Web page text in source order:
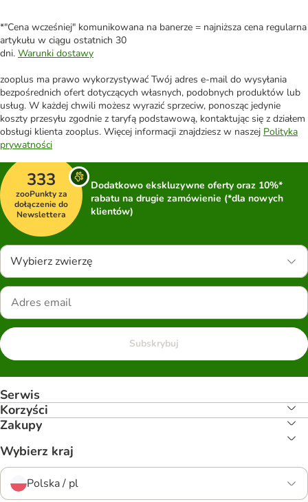
*"Cena wcześniej" komunikowana na banerze = najniższa cena regularna
artykułu w ciągu ostatnich 30
dni. Warunki dostawy
zooplus ma prawo wykorzystywać Twój adres e-mail do wysyłania
bezpośrednich ofert dotyczących własnych, podobnych produktów lub
usług. W każdej chwili możesz wyrazić sprzeciw, ponosząc jedynie
koszty przesyłu zgodnie z taryfą podstawową, kontaktując się z działem
obsługi klienta zooplus. Więcej informacji znajdziesz w naszej Polityka
prywatności
333
zooPunkty za
dołączenie do
Newslettera
Dodatkowo ekskluzywne oferty oraz 10%*
rabatu na drugie zamówienie (*dla nowych
klientów)
Wybierz zwierzę
Subskrybuj
Serwis
Korzyści
Zakupy
Wybierz kraj
Polska / pl